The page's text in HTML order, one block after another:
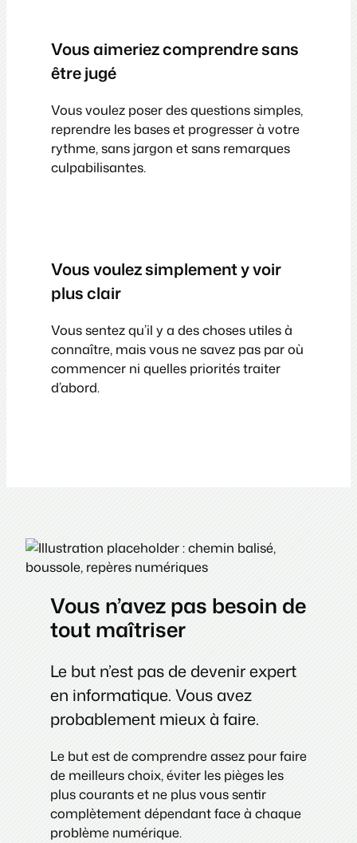
Vous aimeriez comprendre sans
être jugé
Vous voulez poser des questions simples,
reprendre les bases et progresser à votre
rythme, sans jargon et sans remarques
culpabilisantes.
Vous voulez simplement y voir
plus clair
Vous sentez qu’il y a des choses utiles à
connaître, mais vous ne savez pas par où
commencer ni quelles priorités traiter
d’abord.
Vous n’avez pas besoin de
tout maîtriser
Le but n’est pas de devenir expert
en informatique. Vous avez
probablement mieux à faire.
Le but est de comprendre assez pour faire
de meilleurs choix, éviter les pièges les
plus courants et ne plus vous sentir
complètement dépendant face à chaque
problème numérique.